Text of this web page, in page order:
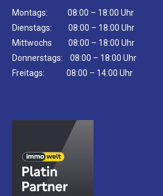
Montags: 08:00 – 18:00 Uhr
Dienstags: 08:00 – 18:00 Uhr
Mittwochs 08:00 – 18:00 Uhr
Donnerstags: 08:00 – 18:00 Uhr
Freitags: 08:00 – 14:00 Uhr